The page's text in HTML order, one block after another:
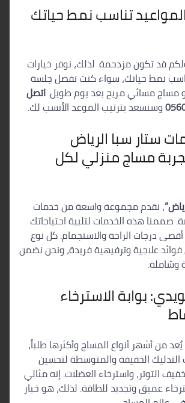
تناسب نمط حياتك
قد تكون مزدحمة. لذلك، نوفر خيارات
نمط حياتك، سواء كنت تفضل جلسة
مساج مسائي مريح بعد يوم طويل.اتصل
وسنسعد بترتيب الموعد الأنسب لك.
ستار سبا الرياض
مساج منزلي لكل
، نقدم مجموعة واسعة من خدمات
صممنا هذه الخدمات لتلبية احتياجاتك
درجات الراحة والاستجمام. كل نوع
علاجية وترفيهية فريدة، ونحن نضمن
وشاملة.
بوابة الاسترخاء
من أشهر أنواع المساج وأكثرها طلباً،
التدليك الخفيفة والمتوسطة لتحسين
التوتر، واسترخاء العضلات. إنه مثالي
عميق وتجديد للطاقة. لذلك، هو خيار